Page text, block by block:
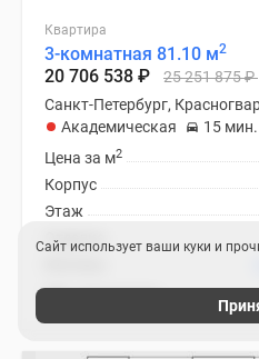
Квартира
3-комнатная 81.10 м2
20 706 538 ₽ 25 251 875₽
Санкт-Петербург,
Академическая
15 мин.
Цена за м2
Корпус
Этаж
Отделка
Сайт использует ваши куки и